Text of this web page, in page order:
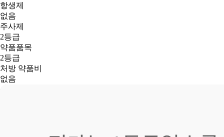
항생제
없음
주사제
2등급
약품품목
2등급
처방 약품비
없음